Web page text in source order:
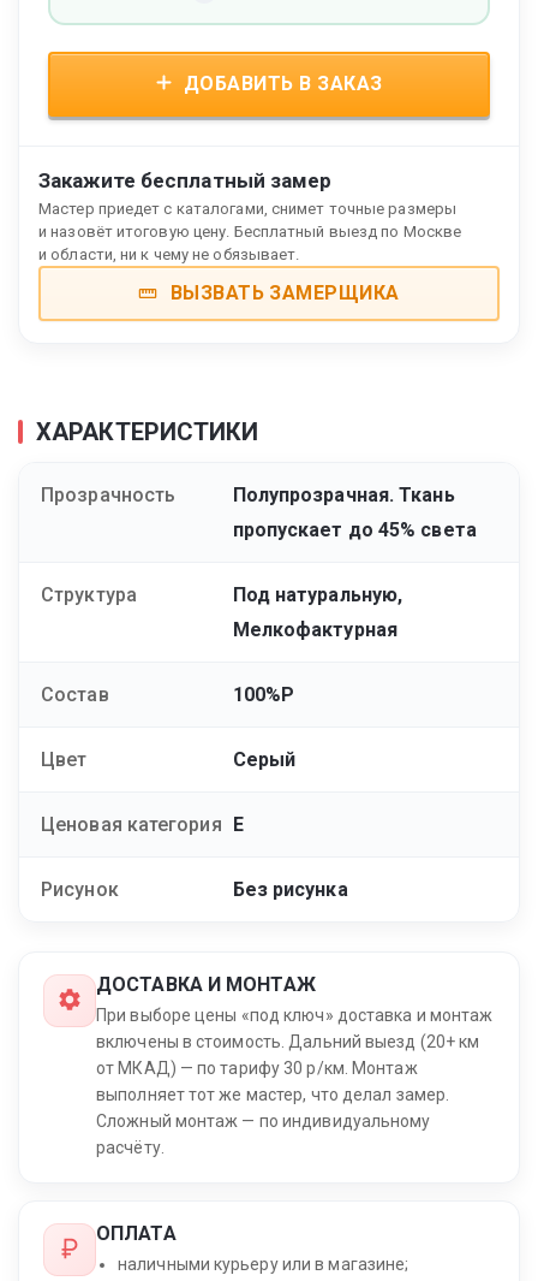
ДОБАВИТЬ В ЗАКАЗ
Закажите бесплатный замер
Мастер приедет с каталогами, снимет точные размеры
и назовёт итоговую цену. Бесплатный выезд по Москве
и области, ни к чему не обязывает.
ВЫЗВАТЬ ЗАМЕРЩИКА
ХАРАКТЕРИСТИКИ
Прозрачность
Полупрозрачная. Ткань
пропускает до 45% света
Структура
Под натуральную,
Мелкофактурная
Состав 100%P
Цвет Серый
Ценовая категория E
Рисунок Без рисунка
ДОСТАВКА И МОНТАЖ
При выборе цены «под ключ» доставка и монтаж
включены в стоимость. Дальний выезд (20+ км
от МКАД) — по тарифу 30 р/км. Монтаж
выполняет тот же мастер, что делал замер.
Сложный монтаж — по индивидуальному
расчёту.
ОПЛАТА
наличными курьеру или в магазине;